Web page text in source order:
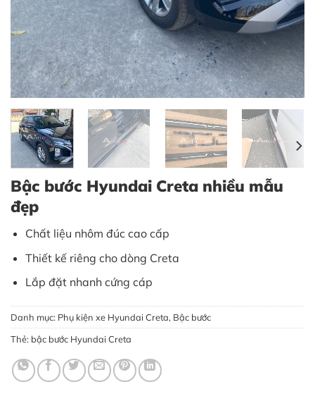
Bậc bước Hyundai Creta nhiều mẫu
đẹp
Chất liệu nhôm đúc cao cấp
Thiết kế riêng cho dòng Creta
Lắp đặt nhanh cứng cáp
Danh mục: Phụ kiện xe Hyundai Creta, Bậc bước
Thẻ: bậc bước Hyundai Creta